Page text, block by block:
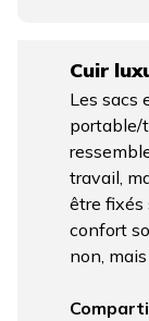
Cuir
Les sacs
portable/
travail,
être fixés
confort
non,